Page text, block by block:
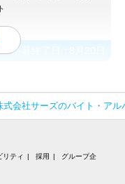
応募終了日：
式会社サーズのバイト・アル
リティ 採用
グループ企